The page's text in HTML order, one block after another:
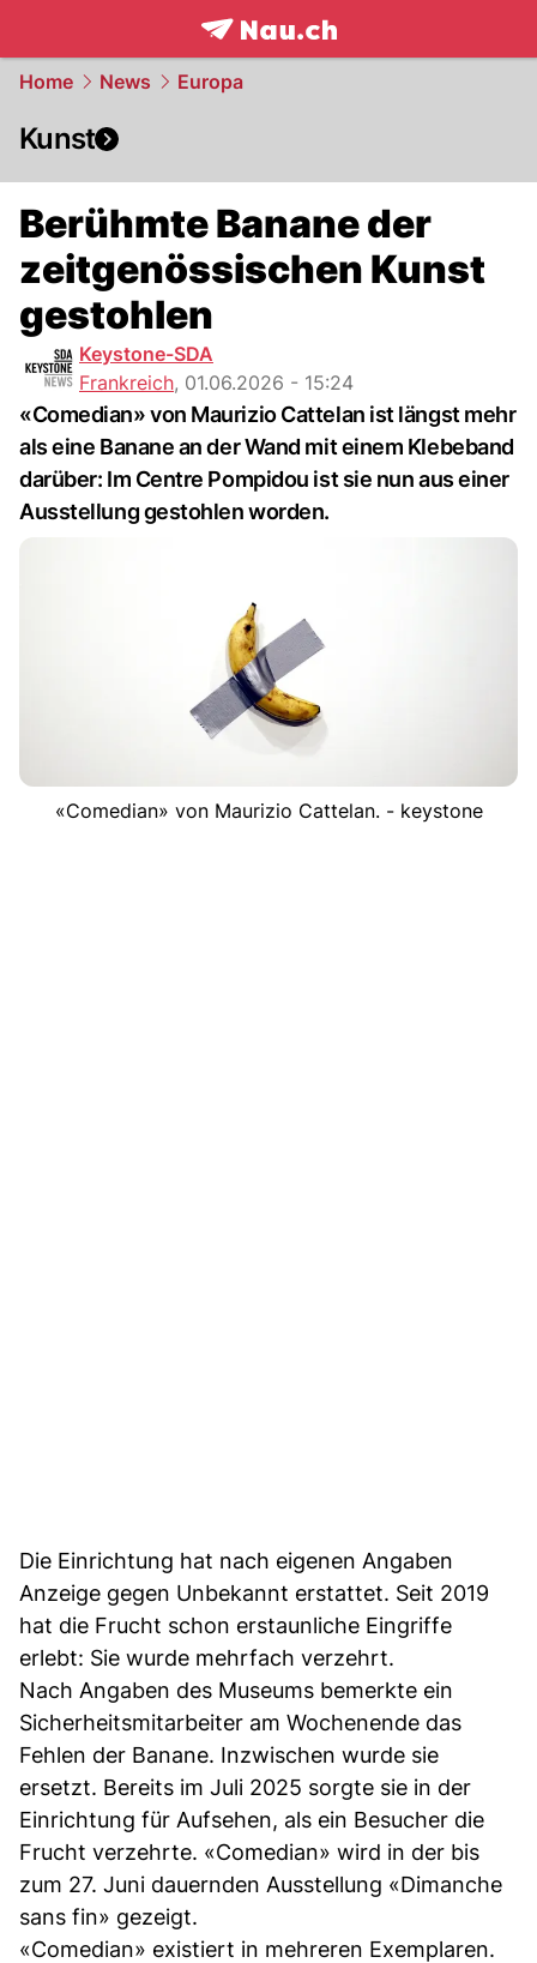
frontpage.NAU.ch
Home News Europa
Kunst
Berühmte Banane der
zeitgenössischen Kunst
gestohlen
Keystone-SDA
Frankreich, 01.06.2026 - 15:24
«Comedian» von Maurizio Cattelan ist längst mehr
als eine Banane an der Wand mit einem Klebeband
darüber: Im Centre Pompidou ist sie nun aus einer
Ausstellung gestohlen worden.
«Comedian» von Maurizio Cattelan. - keystone
Die Einrichtung hat nach eigenen Angaben
Anzeige gegen Unbekannt erstattet. Seit 2019
hat die Frucht schon erstaunliche Eingriffe
erlebt: Sie wurde mehrfach verzehrt.
Nach Angaben des Museums bemerkte ein
Sicherheitsmitarbeiter am Wochenende das
Fehlen der Banane. Inzwischen wurde sie
ersetzt. Bereits im Juli 2025 sorgte sie in der
Einrichtung für Aufsehen, als ein Besucher die
Frucht verzehrte. «Comedian» wird in der bis
zum 27. Juni dauernden Ausstellung «Dimanche
sans fin» gezeigt.
«Comedian» existiert in mehreren Exemplaren.